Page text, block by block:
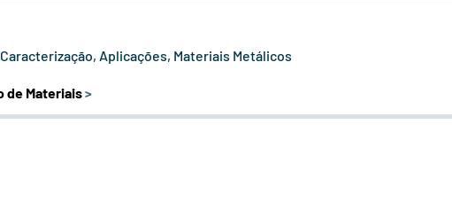
Aplicações, Materiais Metálicos
de Materiais>